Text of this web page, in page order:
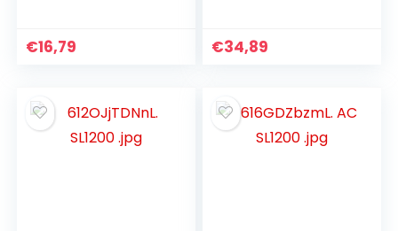
€16,79 €34,89